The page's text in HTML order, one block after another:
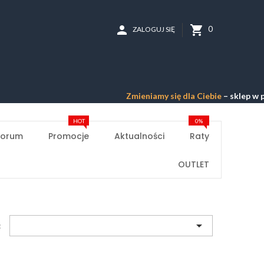
shopping_cart 0
person ZALOGUJ SIĘ
Zmieniamy się dla Ciebie – sklep w
Promocje
HOT
Aktualności Raty
0%
OUTLET
